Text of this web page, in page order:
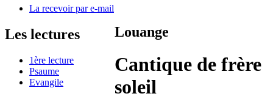
La recevoir par e-mail
Les lectures
1ère lecture
Psaume
Evangile
Louange
Cantique de frère
soleil